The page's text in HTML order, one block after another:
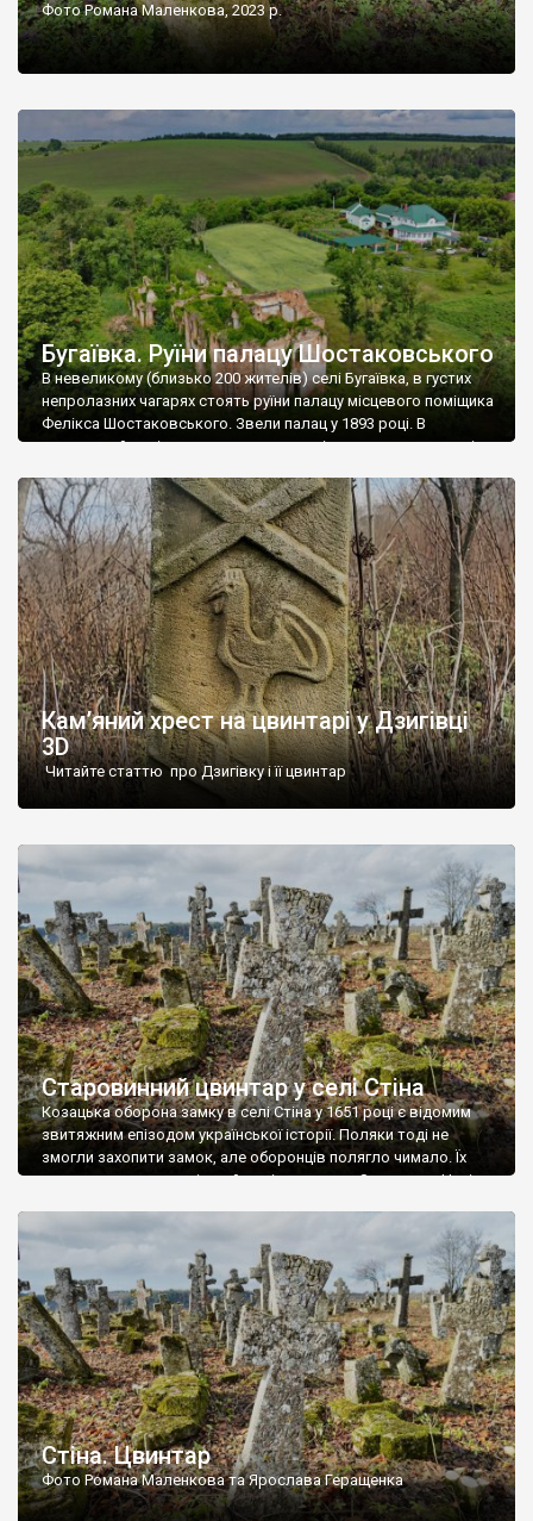
Фото Романа Маленкова, 2023 р.
Бугаївка. Руїни палацу Шостаковського
В невеликому (близько 200 жителів) селі Бугаївка, в густих
непролазних чагарях стоять руїни палацу місцевого поміщика
Фелікса Шостаковського. Звели палац у 1893 році. В
радянський період у ньому спочатку містилася школа, потім
століття тут розмістили туберкульозну лікарню. Коли із
палацу виїхала лікарня – ми точно не […]
Кам’яний хрест на цвинтарі у Дзигівці
3D
Читайте статтю про Дзигівку і її цвинтар
Старовинний цвинтар у селі Стіна
Козацька оборона замку в селі Стіна у 1651 році є відомим
звитяжним епізодом української історії. Поляки тоді не
змогли захопити замок, але оборонців полягло чимало. Їх
поховали на цвинтарі, який тоді називався Замковим. Нині на
ньому чимало хрестів 19 століття, є такі, де епітафії стер […]
Стіна. Цвинтар
Фото Романа Маленкова та Ярослава Геращенка